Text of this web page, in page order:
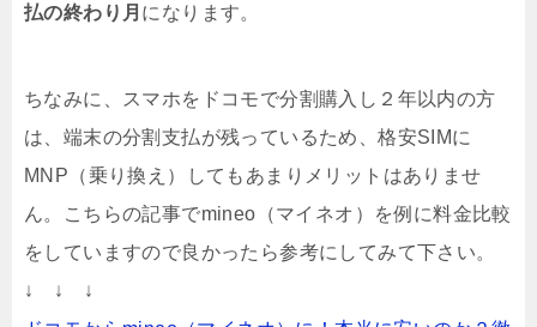
払の終わり月 になります。
ちなみに、スマホをドコモで分割購入し２年以内の方
は、端末の分割支払が残っているため、格安SIMに
MNP（乗り換え）してもあまりメリットはありませ
ん。こちらの記事でmineo（マイネオ）を例に料金比較
をしていますので良かったら参考にしてみて下さい。
↓ ↓ ↓